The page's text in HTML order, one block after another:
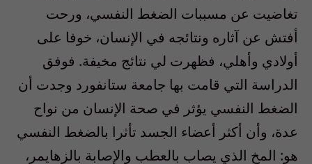
تغاضيت عن مسببات الضغط النفسي، ورحت
أفتش عن آثاره ونتائجه في الإنسان، خوفا على
أولادي وأهلي، فظهرت لي نتائج مخيفة. فوفق
الدراسة التي قامت بها جامعة ستانفورد وجدت أن
الضغط النفسي يؤثر في صحة الإنسان من نواح
عدة، وأن أكثر أعضاء الجسد تأثرا بالضغط النفسي
هو: المخ الذي يصاب بالعطب والإصابة بالزهايمر،